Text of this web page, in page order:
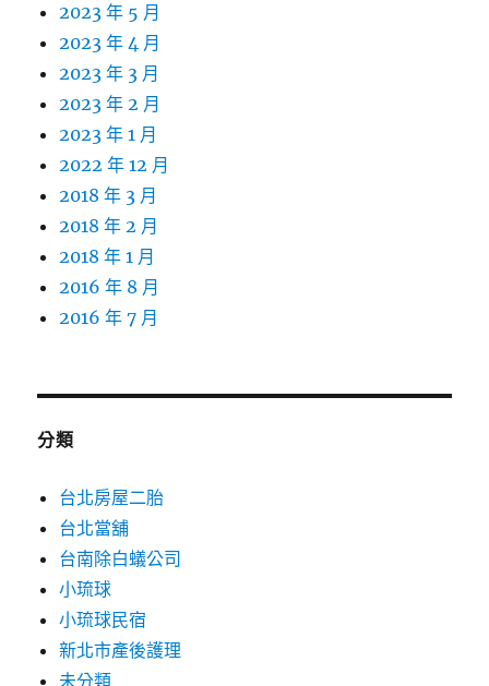
2023 年 5 月
2023 年 4 月
2023 年 3 月
2023 年 2 月
2023 年 1 月
2022 年 12 月
2018 年 3 月
2018 年 2 月
2018 年 1 月
2016 年 8 月
2016 年 7 月
分類
台北房屋二胎
台北當舖
台南除白蟻公司
小琉球
小琉球民宿
新北市產後護理
未分類